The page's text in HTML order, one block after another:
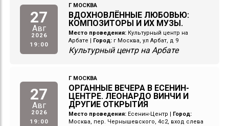
27
Авг
2026
19:00
Г МОСКВА
ВДОХНОВЛЁННЫЕ ЛЮБОВЬЮ:
КОМПОЗИТОРЫ И ИХ МУЗЫ.
Место проведения: Культурный центр на
Арбате
Город: г Москва, ул Арбат, д 9
Культурный центр на Арбате
27
Авг
2026
19:00
Г МОСКВА
ОРГАННЫЕ ВЕЧЕРА В ЕСЕНИН-
ЦЕНТРЕ. ЛЕОНАРДО ВИНЧИ И
ДРУГИЕ ОТКРЫТИЯ
Место проведения: Есенин-Центр
Город:
Москва, пер. Чернышевского, 4с2, вход слева